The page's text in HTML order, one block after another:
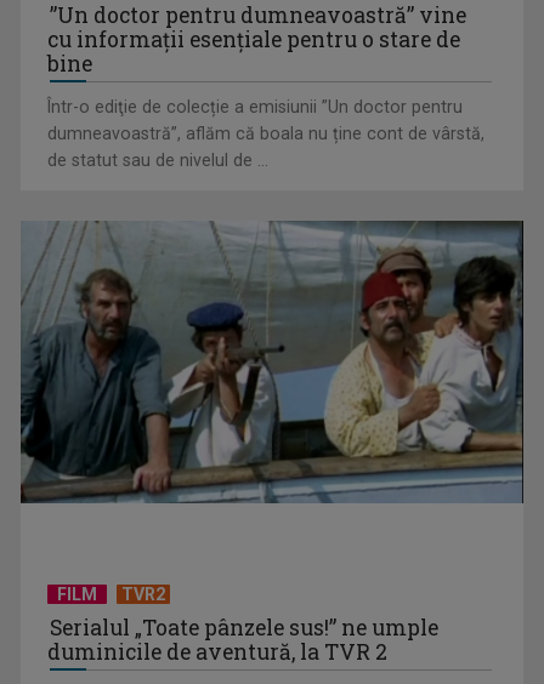
(P) Cea mai bună firmă de case din containere modulare –
Top 5 recomandări 2026
(P) De ce tot mai mulți aleg să producă energie și ce câștigă
concret din asta
”Un doctor pentru dumneavoastră” vine
cu informații esențiale pentru o stare de
bine
Într-o ediţie de colecție a emisiunii ”Un doctor pentru
dumneavoastră”, aflăm că boala nu ține cont de vârstă,
de statut sau de nivelul de ...
FILM TVR2
Serialul „Toate pânzele sus!” ne umple
duminicile de aventură, la TVR 2